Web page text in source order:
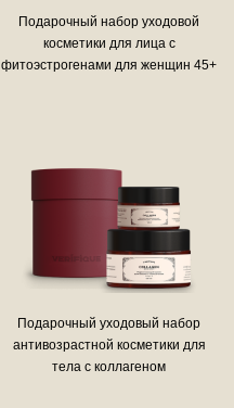
Подарочный набор уходовой
косметики для лица с
фитоэстрогенами для женщин 45+
Подарочный уходовый набор
антивозрастной косметики для
тела с коллагеном